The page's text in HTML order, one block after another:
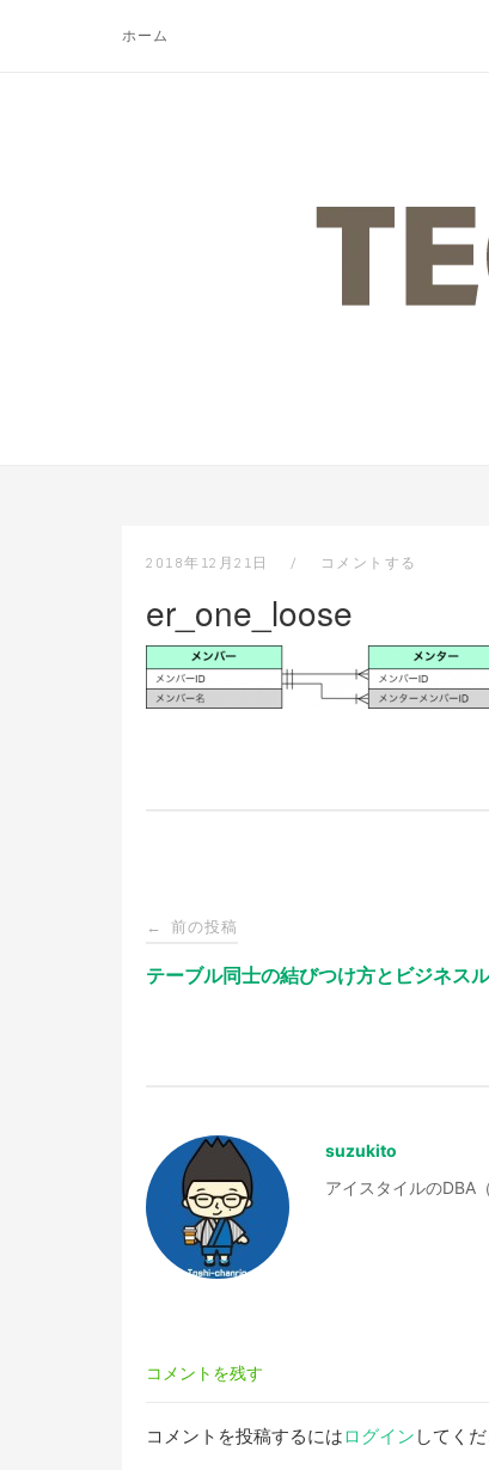
ホーム
2018年12月21日 コメントする
er_one_loose
投
稿
ゲ
ー
← 前の投稿
テーブル同士の結びつけ方とビジネス
suzukito
アイスタイルのDBA
コメントを残す
コメントを投稿するにはログイン してくだ